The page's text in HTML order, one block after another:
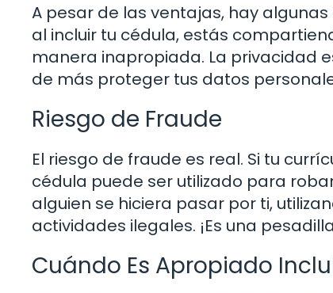
A pesar de las ventajas, hay
al incluir tu cédula, estás
manera inapropiada. La privacidad
de más proteger tus datos
Riesgo de Fraude
El riesgo de fraude es real. Si tu
cédula puede ser utilizado para
alguien se hiciera pasar por ti,
actividades ilegales. ¡Es una
Cuándo Es Apropiado